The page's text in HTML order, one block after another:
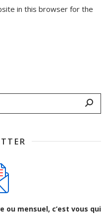
in this browser for the
ou mensuel, c’est vous qui